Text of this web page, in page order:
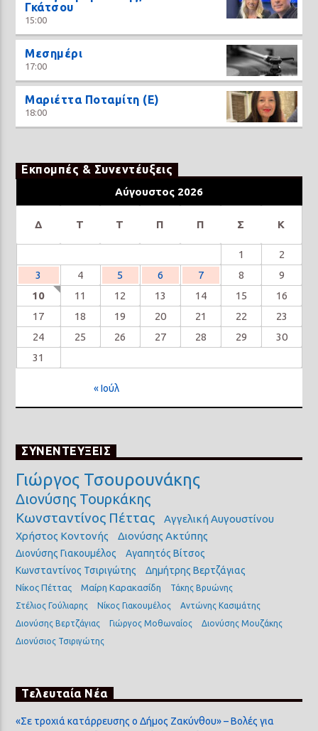
Γκάτσου
15:00
Μεσημέρι
17:00
Μαριέττα Ποταμίτη (Ε)
18:00
Εκπομπές & Συνεντέυξεις
Αύγουστος 2026
Δ Τ Τ Π Π Σ Κ
1
2
3
4 5 6 7 8
9
10
11 12 13 14 15
16
17
18 19 20 21 22
23
24
25 26 27 28 29
30
31
« Ιούλ
ΣΥΝΕΝΤΕΥΞΕΙΣ
Γιώργος Τσουρουνάκης
Διονύσης Τουρκάκης
Κωνσταντίνος Πέττας
Αγγελική Αυγουστίνου
Χρήστος Κοντονής
Διονύσης Ακτύπης
Διονύσης Γιακουμέλος
Αγαπητός Βίτσος
Κωνσταντίνος Τσιριγώτης
Δημήτρης Βερτζάγιας
Νίκος Πέττας Μαίρη Καρακασίδη
Τάκης Βρυώνης
Στέλιος Γούλιαρης
Νίκος Γιακουμέλος
Αντώνης Κασιμάτης
Διονύσης Βερτζάγιας
Γιώργος Μοθωναίος
Διονύσης Μουζάκης
Διονύσιος Τσιριγώτης
Τελευταία Νέα
«Σε τροχιά κατάρρευσης ο Δήμος Ζακύνθου» – Βολές για